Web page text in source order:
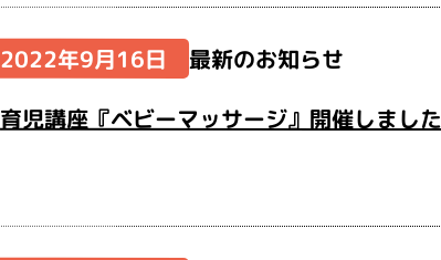
2022年9月16日 最新のお知らせ
育児講座『ベビーマッサージ』開催しました